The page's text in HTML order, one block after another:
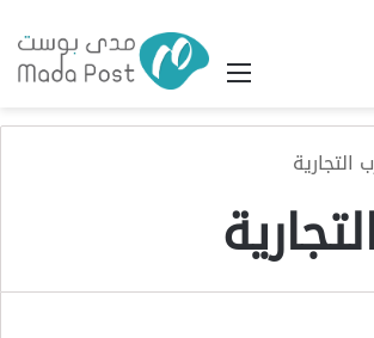
القائمة
التجارية